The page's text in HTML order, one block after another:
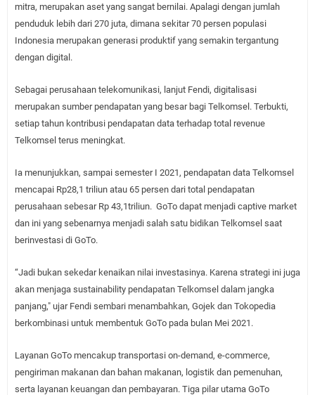
mitra, merupakan aset yang sangat bernilai. Apalagi dengan jumlah
penduduk lebih dari 270 juta, dimana sekitar 70 persen populasi
Indonesia merupakan generasi produktif yang semakin tergantung
dengan digital.
Sebagai perusahaan telekomunikasi, lanjut Fendi, digitalisasi
merupakan sumber pendapatan yang besar bagi Telkomsel. Terbukti,
setiap tahun kontribusi pendapatan data terhadap total revenue
Telkomsel terus meningkat.
Ia menunjukkan, sampai semester I 2021, pendapatan data Telkomsel
mencapai Rp28,1 triliun atau 65 persen dari total pendapatan
perusahaan sebesar Rp 43,1triliun. GoTo dapat menjadi captive market
dan ini yang sebenarnya menjadi salah satu bidikan Telkomsel saat
berinvestasi di GoTo.
“Jadi bukan sekedar kenaikan nilai investasinya. Karena strategi ini juga
akan menjaga sustainability pendapatan Telkomsel dalam jangka
panjang," ujar Fendi sembari menambahkan, Gojek dan Tokopedia
berkombinasi untuk membentuk GoTo pada bulan Mei 2021.
Layanan GoTo mencakup transportasi on-demand, e-commerce,
pengiriman makanan dan bahan makanan, logistik dan pemenuhan,
serta layanan keuangan dan pembayaran. Tiga pilar utama GoTo